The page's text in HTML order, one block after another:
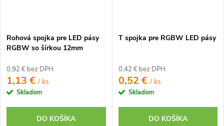
Rohová spojka pre LED pásy
RGBW so šírkou 12mm
0,92 € bez DPH
1,13 €/ ks
Skladom
DO KOŠÍKA
T spojka pre RGBW LED pásy
0,42 € bez DPH
0,52 €/ ks
Skladom
DO KOŠÍKA